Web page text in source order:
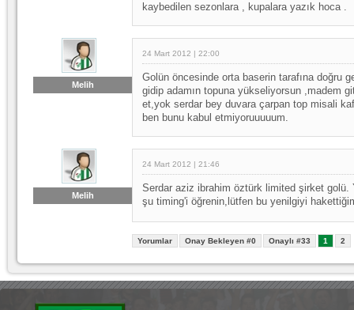
kaybedilen sezonlara , kupalara yazık hoca .
Melih
24 Mart 2012 | 22:00
Golün öncesinde orta baserin tarafına doğru
gidip adamın topuna yükseliyorsun ,madem
et,yok serdar bey duvara çarpan top misali
ben bunu kabul etmiyoruuuuum.
Melih
24 Mart 2012 | 21:46
Serdar aziz ibrahim öztürk limited şirket golü.
şu timing'i öğrenin,lütfen bu yenilgiyi
Yorumlar Onay Bekleyen #0 Onaylı #33 1 2